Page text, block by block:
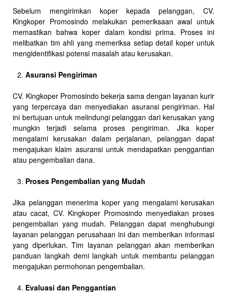
Sebelum mengirimkan koper kepada pelanggan, CV.
Kingkoper Promosindo melakukan pemeriksaan awal untuk
memastikan bahwa koper dalam kondisi prima. Proses ini
melibatkan tim ahli yang memeriksa setiap detail koper untuk
mengidentifikasi potensi masalah atau kerusakan.
Asuransi Pengiriman
CV. Kingkoper Promosindo bekerja sama dengan layanan kurir
yang terpercaya dan menyediakan asuransi pengiriman. Hal
ini bertujuan untuk melindungi pelanggan dari kerusakan yang
mungkin terjadi selama proses pengiriman. Jika koper
mengalami kerusakan dalam perjalanan, pelanggan dapat
mengajukan klaim asuransi untuk mendapatkan penggantian
atau pengembalian dana.
Proses Pengembalian yang Mudah
Jika pelanggan menerima koper yang mengalami kerusakan
atau cacat, CV. Kingkoper Promosindo menyediakan proses
pengembalian yang mudah. Pelanggan dapat menghubungi
layanan pelanggan perusahaan ini dan memberikan informasi
yang diperlukan. Tim layanan pelanggan akan memberikan
panduan langkah demi langkah untuk membantu pelanggan
mengajukan permohonan pengembalian.
Evaluasi dan Penggantian